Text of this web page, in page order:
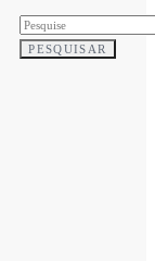
PESQUISAR